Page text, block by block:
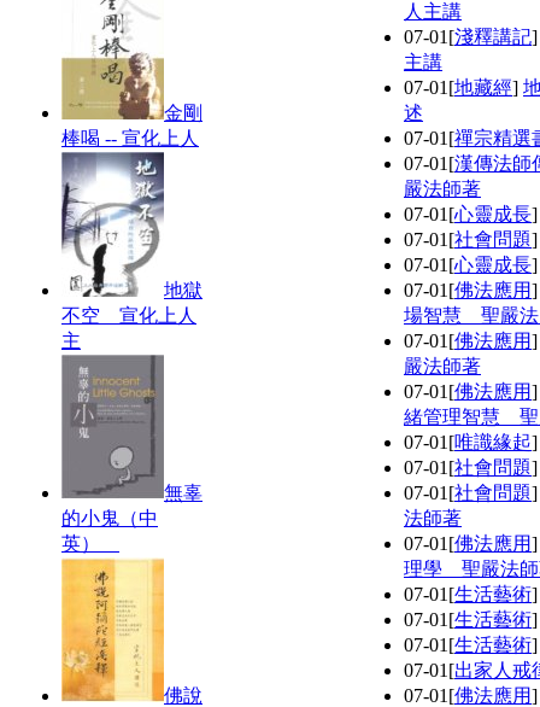
金剛
棒喝 -- 宣化上人
地獄
不空 宣化上人
主
無辜
的小鬼（中
英）
佛說
人主講
07-01 [淺釋講記
主講
07-01 [地藏經]
述
07-01 [禪宗精選
07-01 [漢傳法師
嚴法師著
07-01 [心靈成長
07-01 [社會問題
07-01 [心靈成長
07-01 [佛法應用
場智慧 聖嚴
07-01 [佛法應用
嚴法師著
07-01 [佛法應用
緒管理智慧
07-01 [唯識緣起
07-01 [社會問題
07-01 [社會問題
法師著
07-01 [佛法應用
理學 聖嚴法
07-01 [生活藝術
07-01 [生活藝術
07-01 [生活藝術
07-01 [出家人戒
07-01 [佛法應用